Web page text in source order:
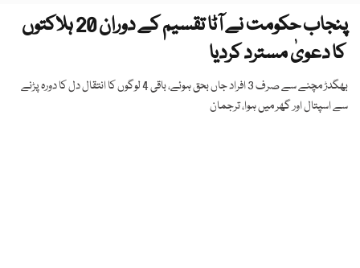
پنجاب حکومت نے آٹا تقسیم کے دوران 20 ہلاکتوں
کا دعویٰ مسترد کردیا
بھگدڑ مچنے سے صرف 3 افراد جاں بحق ہوئے، باقی 4 لوگوں کا انتقال دل کا دورہ پڑنے
سے اسپتال اور گھر میں ہوا، ترجمان